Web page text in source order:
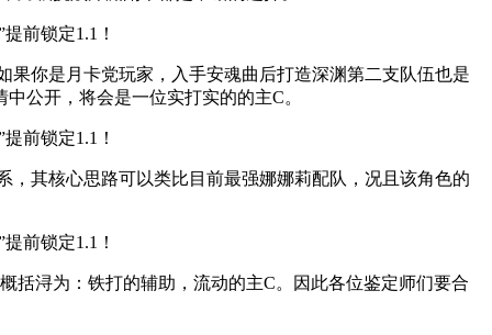
你是月卡党玩家，入手安魂曲后打造深渊第二支队伍也是
公开，将会是一位实打实的的主C。
其核心思路可以类比目前最强娜娜莉配队，况且该角色的
括浔为：铁打的辅助，流动的主C。因此各位鉴定师们要合